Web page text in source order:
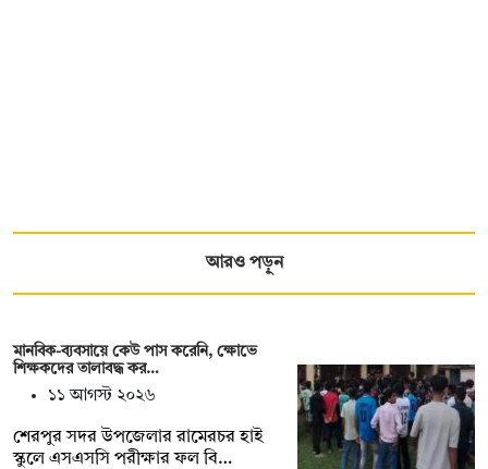
আরও পড়ুন
মানবিক-ব্যবসায়ে কেউ পাস করেনি, ক্ষোভে
শিক্ষকদের তালাবদ্ধ কর…
১১ আগস্ট ২০২৬
শেরপুর সদর উপজেলার রামেরচর হাই
স্কুলে এসএসসি পরীক্ষার ফল বি…